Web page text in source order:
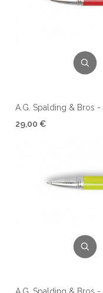
A.G. Spalding & Bros
29,00 €